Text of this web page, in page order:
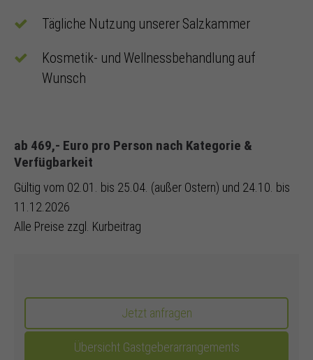
Tägliche Nutzung unserer Salzkammer
Kosmetik- und Wellnessbehandlung auf
Wunsch
ab 469,- Euro pro Person nach Kategorie &
Verfügbarkeit
Gültig vom 02.01. bis 25.04. (außer Ostern) und 24.10. bis
11.12.2026
Alle Preise zzgl. Kurbeitrag
Jetzt anfragen
Übersicht Gastgeberarrangements